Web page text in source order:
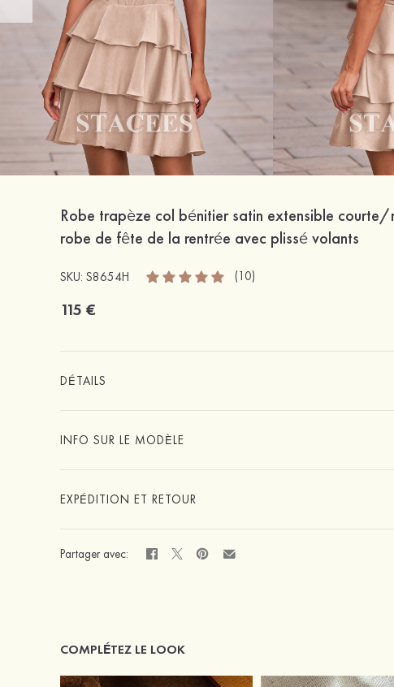
Robe trapèze col bénitier satin extensible courte/
robe de fête de la rentrée avec plissé volants
SKU: S8654H (10)
115 €
DÉTAILS
INFO SUR LE MODÈLE
EXPÉDITION ET RETOUR
Partager avec:
COMPLÉTEZ LE LOOK